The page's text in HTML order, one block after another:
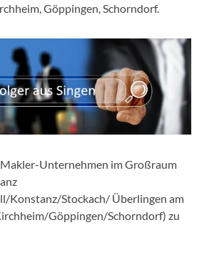
Göppingen, Schorndorf.
Unternehmen im Großraum
Konstanz/Stockach/ Überlingen am
Göppingen/Schorndorf) zu